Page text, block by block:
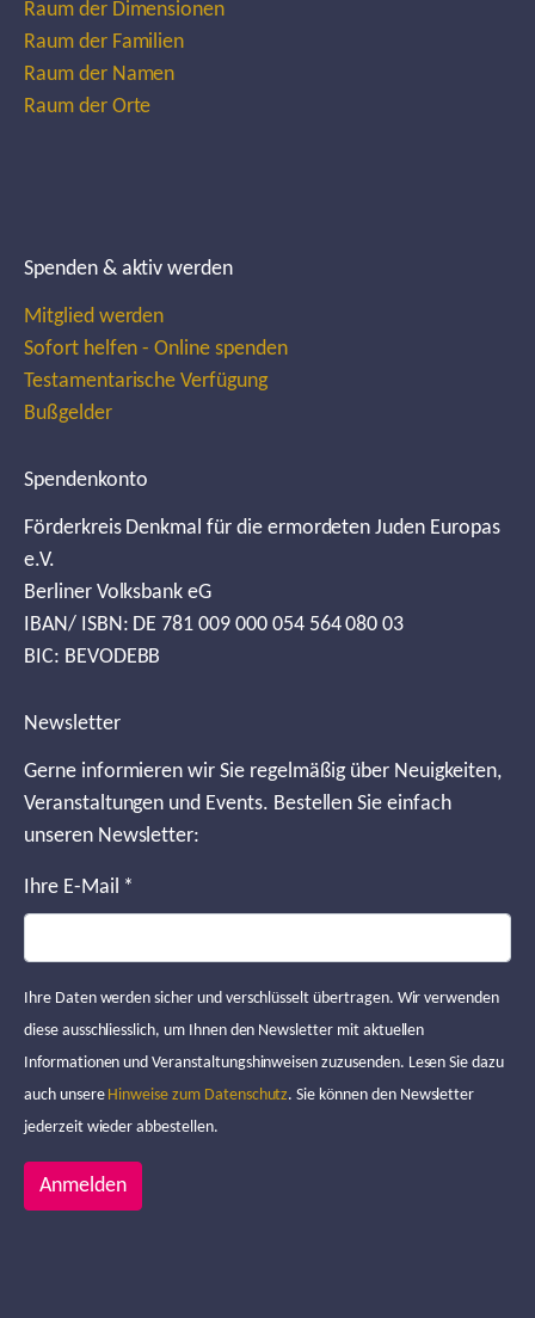
Raum der Dimensionen
Raum der Familien
Raum der Namen
Raum der Orte
Spenden & aktiv werden
Mitglied werden
Sofort helfen - Online spenden
Testamentarische Verfügung
Bußgelder
Spendenkonto
Förderkreis Denkmal für die ermordeten Juden Europas
e.V.
Berliner Volksbank eG
IBAN/ ISBN: DE 781 009 000 054 564 080 03
BIC: BEVODEBB
Newsletter
Gerne informieren wir Sie regelmäßig über Neuigkeiten,
Veranstaltungen und Events. Bestellen Sie einfach
unseren Newsletter:
Ihre E-Mail *
Ihre Daten werden sicher und verschlüsselt übertragen. Wir verwenden
diese ausschliesslich, um Ihnen den Newsletter mit aktuellen
Informationen und Veranstaltungshinweisen zuzusenden. Lesen Sie dazu
auch unsere Hinweise zum Datenschutz. Sie können den Newsletter
jederzeit wieder abbestellen.
Anmelden